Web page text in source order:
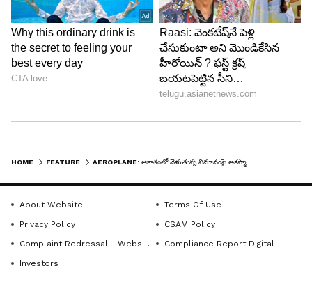
LATEST VIDEOS
HC
HOME FEATURE
About Website
Terms Of Use
Privacy Policy
CSAM Policy
Complaint Redressal - Website
Compliance Report Digital
Investors